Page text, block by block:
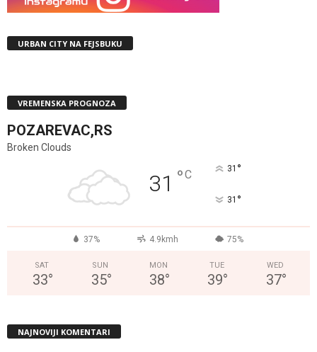
URBAN CITY NA FEJSBUKU
VREMENSKA PROGNOZA
POZAREVAC,RS
Broken Clouds
31 °C 31 °
31 °
37% 4.9kmh 75%
SAT
33°
SUN
35°
MON
38°
TUE
39°
WED
37°
NAJNOVIJI KOMENTARI